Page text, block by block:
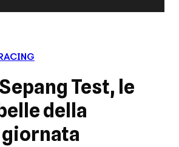
Test, le
della